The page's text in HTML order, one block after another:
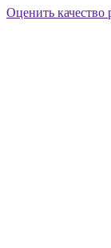
Оценить качество